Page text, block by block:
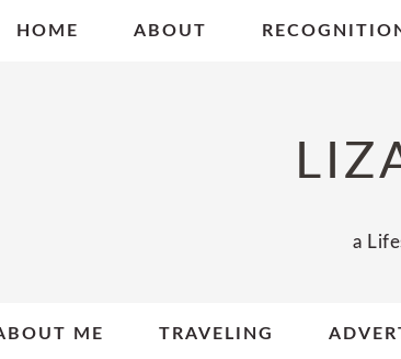
HOME ABOUT
a
ME TRAVELING